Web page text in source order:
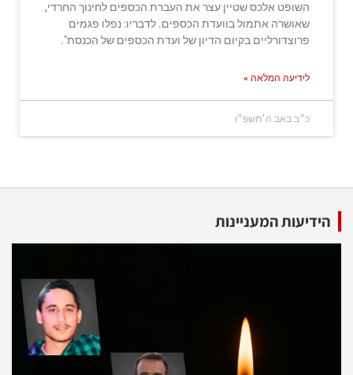
השופט אלכס שטיין עצר את העברת הכספים לחינוך החרדי,
שאושרה אתמול בוועדת הכספים. לדבריו: נפלו פגמים
פרוצדורליים בקיום הדיון של ועדת הכספים של הכנסת".
לידיעה המלאה »
כ״ב באב ה׳תשפ״ו
הידיעות המעניינות